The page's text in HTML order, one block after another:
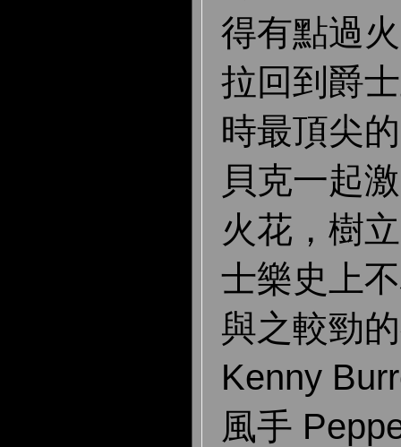
得有點過
拉回到爵
時最頂尖
貝克一起
火花，樹
士樂史上
與之較勁
Kenny
風手